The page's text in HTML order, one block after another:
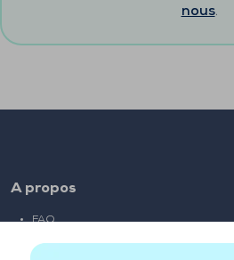
nous.
A propos
FAQ
Liens partenaires